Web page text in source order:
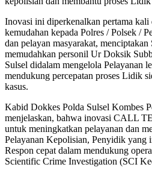
Inovasi ini diperkenalkan pertama kali
kemudahan kepada Polres / Polsek /
dan pelayan masyarakat,
memudahkan personil Ur Doksik
Sulsel didalam mengelola Pelayanan
mendukung percepatan proses Lidik
kasus.
Kabid Dokkes Polda Sulsel Kombes
menjelaskan, bahwa inovasi CALL
untuk meningkatkan pelayanan dan
Pelayanan Kepolisian, Penyidik yang
Respon cepat dalam mendukung
Scientific Crime Investigation (SCI